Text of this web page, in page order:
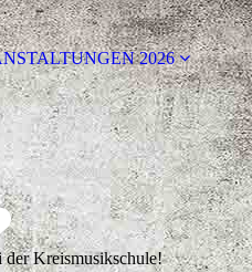
2026
Kreismusikschule!